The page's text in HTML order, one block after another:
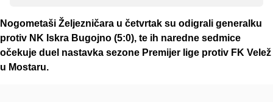
Nogometaši Željezničara u četvrtak su odigrali generalku
protiv NK Iskra Bugojno (5:0), te ih naredne sedmice
očekuje duel nastavka sezone Premijer lige protiv FK Velež
u Mostaru.